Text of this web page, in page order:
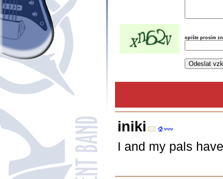
opište prosím
iniki
I and my pals